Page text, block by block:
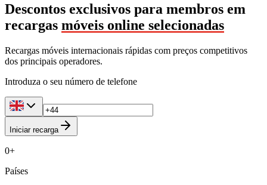
Descontos exclusivos para membros em
recargas móveis online selecionadas
Recargas móveis internacionais rápidas com preços competitivos
dos principais operadores.
Introduza o seu número de telefone
Iniciar recarga
0+
Países